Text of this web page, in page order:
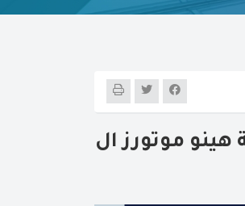
هينو موتورز ال